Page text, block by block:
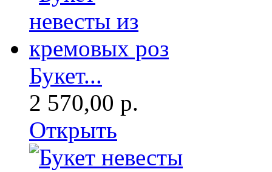
Букет...
2 570,00 р.
Открыть